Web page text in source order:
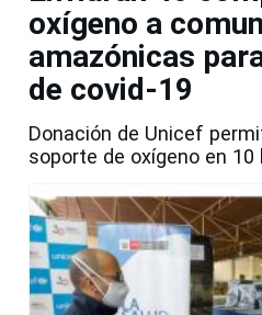
oxígeno a
amazónicas
de covid-19
Donación de Unicef
soporte de oxígeno en